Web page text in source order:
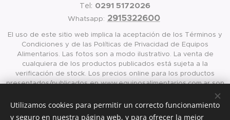
Tel: 0291 5172026
Whatsapp: 2915322600
El uso de este sitio web implica la aceptación de los Términos y
Condiciones y de las Políticas de Privacidad de Equipos
Alimentarios. Las fotos son a modo ilustrativo. La venta de
cualquiera de los productos publicados está sujeta a la
verificación de stock. Los precios online para los productos
presentados/publicados en www.equiposalimentarios.com.ar son
válidos exclusivamente para la compra vía internet en las página
antes mencionada
Cookies
Utilizamos cookies para permitir un correcto funcionamiento
y seguro en nuestra página web, y para ofrecer la mejor